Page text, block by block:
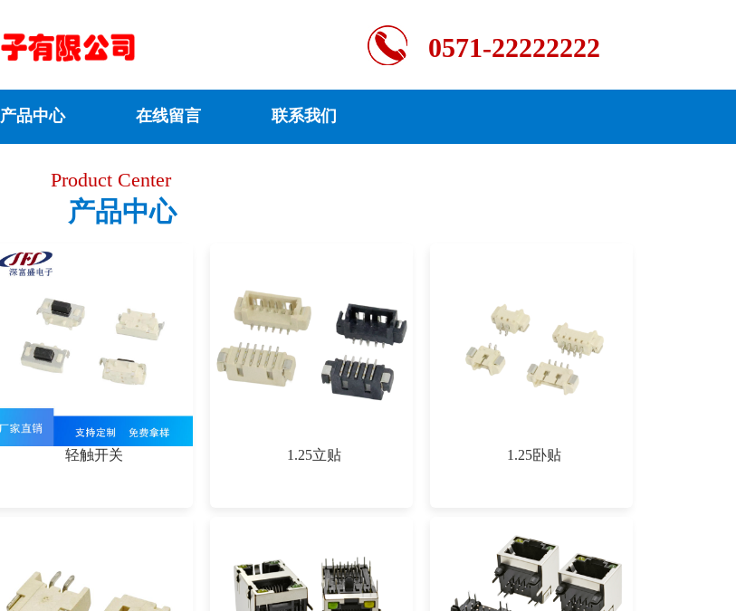
0571-22222222
产品中心 在线留言 联系我们
产品中心
Product Center
轻触开关 1.25立贴 1.25卧贴